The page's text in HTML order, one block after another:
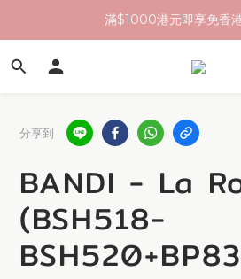
滿$1000港元即享免香
分享到
BANDI - La
(BSH518-